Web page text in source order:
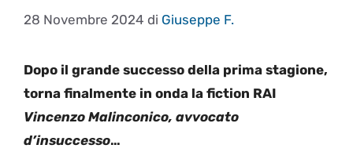
28 Novembre 2024 di Giuseppe F.
Dopo il grande successo della prima stagione,
torna finalmente in onda la fiction RAI
Vincenzo Malinconico, avvocato
d’insuccesso…